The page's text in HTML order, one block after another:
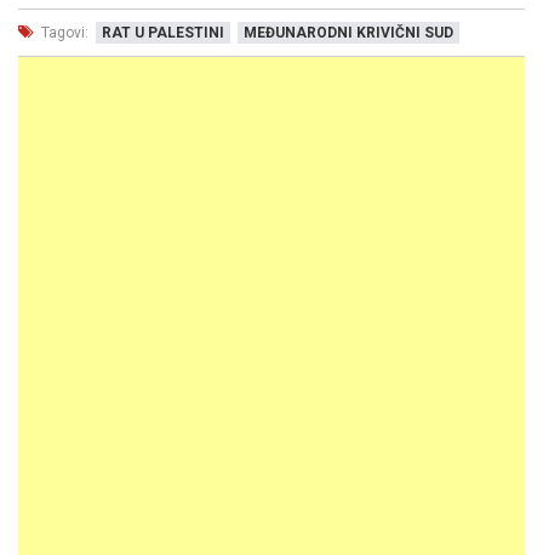
Tagovi: RAT U PALESTINI MEĐUNARODNI KRIVIČNI SUD